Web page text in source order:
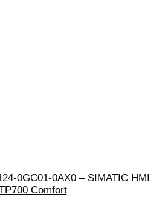
0GC01-0AX0 – SIMATIC HMI
Comfort